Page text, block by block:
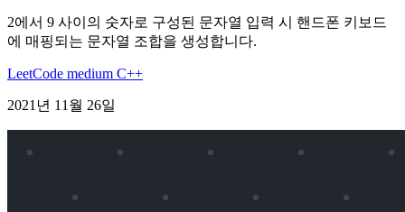
2에서 9 사이의 숫자로 구성된 문자열 입력 시 핸드폰 키보드
에 매핑되는 문자열 조합을 생성합니다.
LeetCode medium C++
2021년 11월 26일